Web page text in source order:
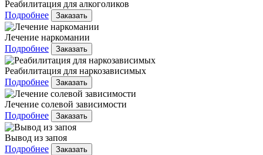
Реабилитация для алкоголиков
Подробнее
Заказать
Лечение наркомании
Подробнее
Заказать
Реабилитация для наркозависимых
Подробнее
Заказать
Лечение солевой зависимости
Подробнее
Заказать
Вывод из запоя
Подробнее
Заказать